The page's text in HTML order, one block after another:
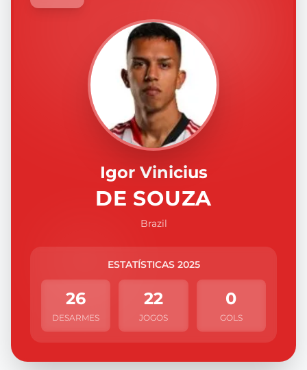
Igor Vinicius
DE SOUZA
Brazil
ESTATÍSTICAS 2025
26
DESARMES
22
JOGOS
0
GOLS